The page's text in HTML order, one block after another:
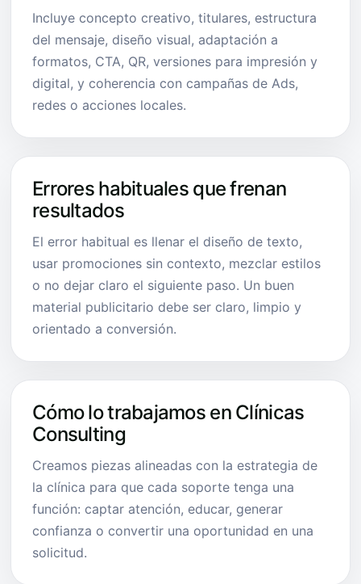
Incluye concepto creativo, titulares, estructura
del mensaje, diseño visual, adaptación a
formatos, CTA, QR, versiones para impresión y
digital, y coherencia con campañas de Ads,
redes o acciones locales.
Errores habituales que frenan
resultados
El error habitual es llenar el diseño de texto,
usar promociones sin contexto, mezclar estilos
o no dejar claro el siguiente paso. Un buen
material publicitario debe ser claro, limpio y
orientado a conversión.
Cómo lo trabajamos en Clínicas
Consulting
Creamos piezas alineadas con la estrategia de
la clínica para que cada soporte tenga una
función: captar atención, educar, generar
confianza o convertir una oportunidad en una
solicitud.